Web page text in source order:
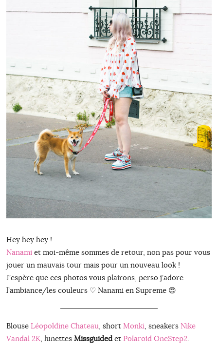
Hey hey hey !
Nanami et moi-même sommes de retour, non pas pour vous
jouer un mauvais tour mais pour un nouveau look !
J’espère que ces photos vous plairons, perso j’adore
l’ambiance/les couleurs ♡ Nanami en Supreme 😍
Blouse Léopoldine Chateau, short Monki, sneakers Nike
Vandal 2K, lunettes Missguidedet Polaroid OneStep2.